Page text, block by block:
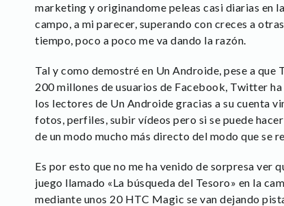
marketing y originandome peleas casi diarias en
campo, a mi parecer, superando con creces a
tiempo, poco a poco me va dando la razón.
Tal y como demostré en Un Androide, pese a
200 millones de usuarios de Facebook, Twitter
los lectores de Un Androide gracias a su cuenta
fotos, perfiles, subir vídeos pero si se puede
de un modo mucho más directo del modo que se
Es por esto que no me ha venido de sorpresa ver
juego llamado «La búsqueda del Tesoro» en la
mediante unos 20 HTC Magic se van dejando